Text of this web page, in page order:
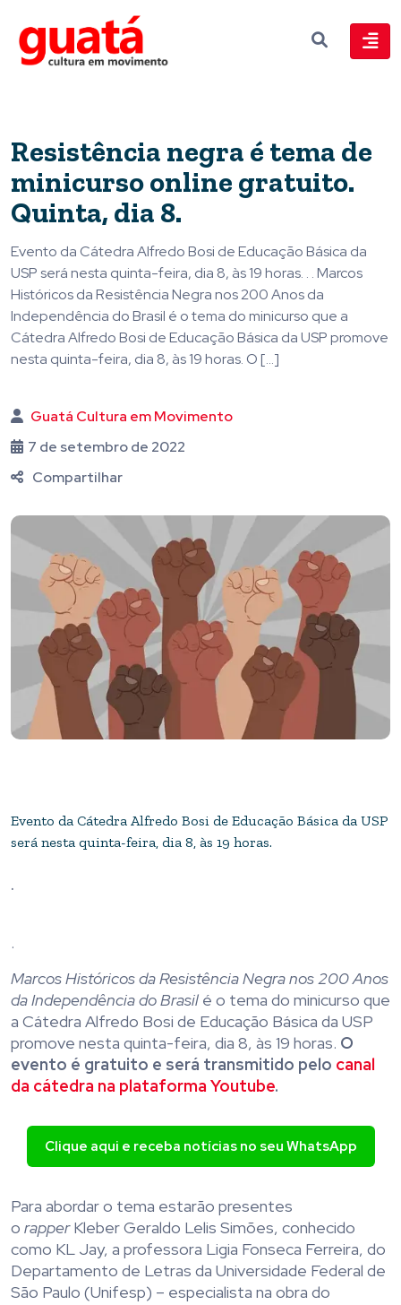
Resistência negra é tema de
minicurso online gratuito.
Quinta, dia 8.
Evento da Cátedra Alfredo Bosi de Educação Básica da
USP será nesta quinta-feira, dia 8, às 19 horas. . . Marcos
Históricos da Resistência Negra nos 200 Anos da
Independência do Brasil é o tema do minicurso que a
Cátedra Alfredo Bosi de Educação Básica da USP promove
nesta quinta-feira, dia 8, às 19 horas. O […]
Guatá Cultura em Movimento
7 de setembro de 2022
Compartilhar
Evento da Cátedra Alfredo Bosi de Educação Básica da USP
será nesta quinta-feira, dia 8, às 19 horas.
.
.
Marcos Históricos da Resistência Negra nos 200 Anos
da Independência do Brasil é o tema do minicurso que
a Cátedra Alfredo Bosi de Educação Básica da USP
promove nesta quinta-feira, dia 8, às 19 horas. O
evento é gratuito e será transmitido pelo canal
da cátedra na plataforma Youtube.
Clique aqui e receba notícias no seu WhatsApp
Para abordar o tema estarão presentes
o rapperKleber Geraldo Lelis Simões, conhecido
como KL Jay, a professora Ligia Fonseca Ferreira, do
Departamento de Letras da Universidade Federal de
São Paulo (Unifesp) – especialista na obra do